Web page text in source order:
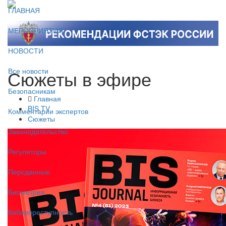
ГЛАВНАЯ
МЕРОПРИЯТИЯ
НОВОСТИ
Все новости
Безопасникам
Комментарии экспертов
Законодательство
Регуляторы
Персданные
Биометрия
Киберпреступность
Сюжеты в эфире
Главная
BIS TV
Сюжеты